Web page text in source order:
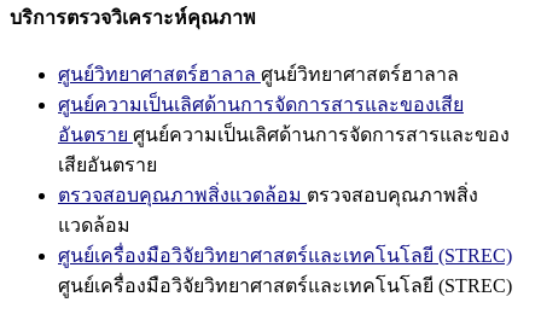
บริการตรวจวิเคราะห์คุณภาพ
ศูนย์วิทยาศาสตร์ฮาลาล ศูนย์วิทยาศาสตร์ฮาลาล
ศูนย์ความเป็นเลิศด้านการจัดการสารและของเสีย
อันตราย ศูนย์ความเป็นเลิศด้านการจัดการสารและของ
เสียอันตราย
ตรวจสอบคุณภาพสิ่งแวดล้อม ตรวจสอบคุณภาพสิ่ง
แวดล้อม
ศูนย์เครื่องมือวิจัยวิทยาศาสตร์และเทคโนโลยี (STREC)
ศูนย์เครื่องมือวิจัยวิทยาศาสตร์และเทคโนโลยี (STREC)